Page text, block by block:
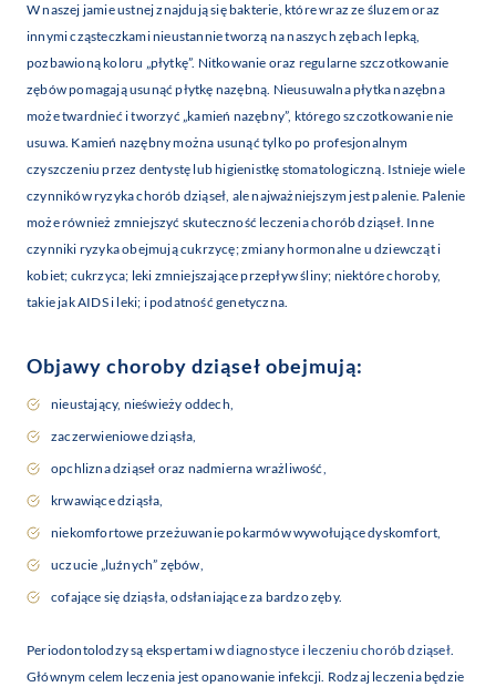
W naszej jamie ustnej znajdują się bakterie, które wraz ze śluzem oraz
innymi cząsteczkami nieustannie tworzą na naszych zębach lepką,
pozbawioną koloru „płytkę”. Nitkowanie oraz regularne szczotkowanie
zębów pomagają usunąć płytkę nazębną. Nieusuwalna płytka nazębna
może twardnieć i tworzyć „kamień nazębny”, którego szczotkowanie nie
usuwa. Kamień nazębny można usunąć tylko po profesjonalnym
czyszczeniu przez dentystę lub higienistkę stomatologiczną. Istnieje wiele
czynników ryzyka chorób dziąseł, ale najważniejszym jest palenie. Palenie
może również zmniejszyć skuteczność leczenia chorób dziąseł. Inne
czynniki ryzyka obejmują cukrzycę; zmiany hormonalne u dziewcząt i
kobiet; cukrzyca; leki zmniejszające przepływ śliny; niektóre choroby,
takie jak AIDS i leki; i podatność genetyczna.
Objawy choroby dziąseł obejmują:
nieustający, nieświeży oddech,
zaczerwieniowe dziąsła,
opchlizna dziąseł oraz nadmierna wrażliwość,
krwawiące dziąsła,
niekomfortowe przeżuwanie pokarmów wywołujące dyskomfort,
uczucie „luźnych” zębów,
cofające się dziąsła, odsłaniające za bardzo zęby.
Periodontolodzy są ekspertami wdiagnostyce i leczeniu chorób dziąseł.
Głównym celem leczenia jest opanowanie infekcji. Rodzaj leczenia będzie